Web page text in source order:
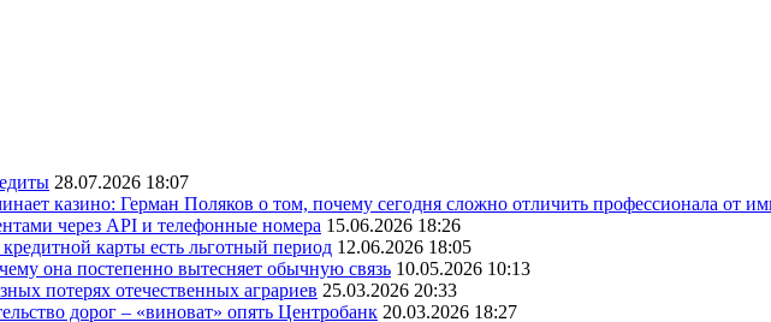
28.07.2026 18:07
казино: Герман Поляков о том, почему сегодня сложно отличить профессионала от
через API и телефонные номера 15.06.2026 18:26
карты есть льготный период 12.06.2026 18:05
она постепенно вытесняет обычную связь 10.05.2026 10:13
потерях отечественных аграриев 25.03.2026 20:33
дорог – «виноват» опять Центробанк 20.03.2026 18:27